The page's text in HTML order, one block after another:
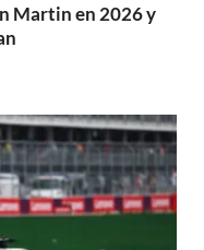
Martin en 2026 y